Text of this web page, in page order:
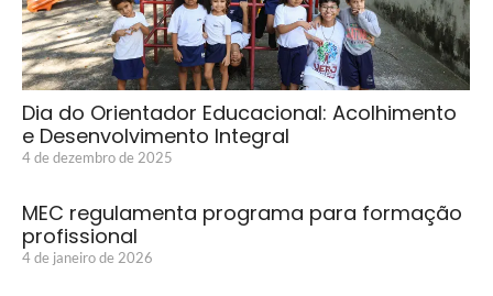
Dia do Orientador Educacional: Acolhimento
e Desenvolvimento Integral
4 de dezembro de 2025
MEC regulamenta programa para formação
profissional
4 de janeiro de 2026